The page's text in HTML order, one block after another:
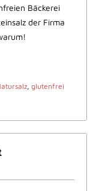
Bäckerei
der Firma
, glutenfrei